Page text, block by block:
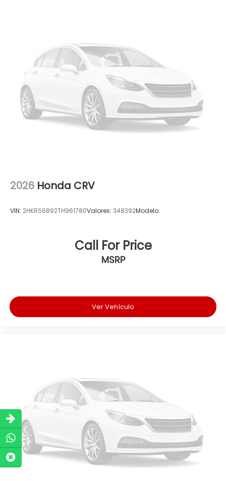
2026 Honda CRV
VIN: 2HKRS6892TH961780Valores: 348392Modelo:
Call For Price
MSRP
Ver Vehículo